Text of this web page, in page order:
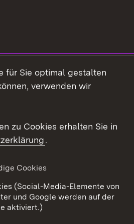
Datenschutz
Cookies
für Sie optimal gestalten
verwenden wir
zu Cookies erhalten Sie in
.
Cookies
(Social-Media-Elemente von
und Google werden auf der
aktiviert.)